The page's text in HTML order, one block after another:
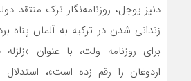
دنیز یوجل، روزنامه‌نگار ترک منتقد
زندانی شدن در ترکیه به آلمان پناه
برای روزنامه ولت، با عنوان
اردوغان را رقم زده است»،